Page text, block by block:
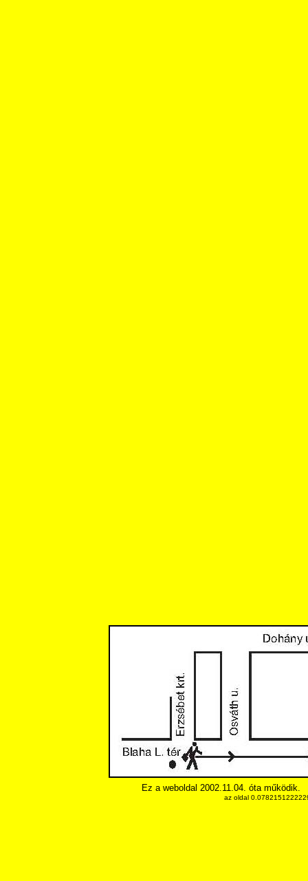
Ez a weboldal 2002.11.04. óta működik.
az oldal